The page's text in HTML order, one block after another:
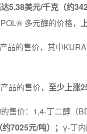
5.38美元/千克（约
多元醇的价格，
品的售价，其中
品的售价， 至少上涨
售价：1,4-丁二醇（
7025元/吨）； γ-丁内